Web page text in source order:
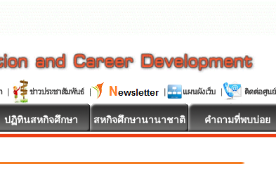
ปฏิทินสหกิจศึกษา สหกิจศึกษานานาชาติ คำถามที่พบบ่อย